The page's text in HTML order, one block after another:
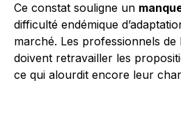
Ce constat souligne un
difficulté endémique
marché. Les professionnels
doivent retravailler les
ce qui alourdit encore leur